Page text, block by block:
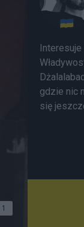
1
gdzie nic
się